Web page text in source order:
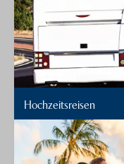
Hochzeitsreisen